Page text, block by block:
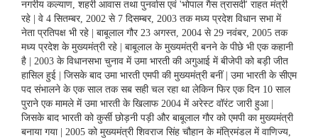
नगरीय कल्याण, शहरी आवास तथा पुनर्वास एवं 'भोपाल गैस त्रासदी' राहत मंत्री
रहे | वे 4 सितम्बर, 2002 से 7 दिसम्बर, 2003 तक मध्य प्रदेश विधान सभा में
नेता प्रतिपक्ष भी रहे | बाबूलाल गौर 23 अगस्त, 2004 से 29 नवंबर, 2005 तक
मध्य प्रदेश के मुख्यमंत्री रहे | बाबूलाल के मुख्यमंत्री बनने के पीछे भी एक कहानी
है | 2003 के विधानसभा चुनाव में उमा भारती की अगुआई में बीजेपी को बड़ी जीत
हासिल हुई | जिसके बाद उमा भारती एमपी की मुख्यमंत्री बनीं | उमा भारती के सीएम
पद संभालने के एक साल तक सब सही चल रहा था लेकिन फिर एक दिन 10 साल
पुराने एक मामले में उमा भारती के खिलाफ 2004 में अरेस्ट वॉरंट जारी हुआ |
जिसके बाद भारती को कुर्सी छोड़नी पड़ी और बाबूलाल गौर को एमपी का मुख्यमंत्री
बनाया गया | 2005 को मुख्यमंत्री शिवराज सिंह चौहान के मंत्रिमंडल में वाणिज्य,